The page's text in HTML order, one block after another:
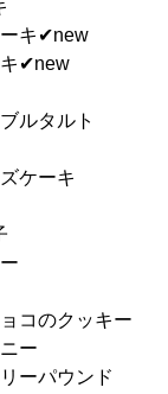
キ✔︎new
✔︎new
ルタルト
ケーキ
コのクッキー
ー
ーパウンド